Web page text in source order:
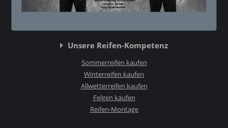
info@reifen-xxl.de
Unsere Reifen-Kompetenz
Sommerreifen kaufen
Winterreifen kaufen
Allwetterreifen kaufen
Felgen kaufen
Reifen-Montage